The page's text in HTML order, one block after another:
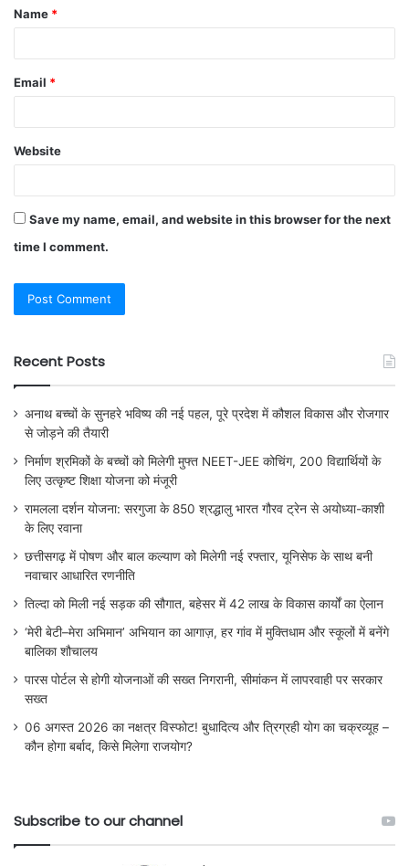
Name *
Email *
Website
Save my name, email, and website in this browser for the next
time I comment.
Recent Posts
अनाथ बच्चों के सुनहरे भविष्य की नई पहल, पूरे प्रदेश में कौशल विकास और रोजगार
से जोड़ने की तैयारी
निर्माण श्रमिकों के बच्चों को मिलेगी मुफ्त NEET-JEE कोचिंग, 200 विद्यार्थियों के
लिए उत्कृष्ट शिक्षा योजना को मंजूरी
रामलला दर्शन योजना: सरगुजा के 850 श्रद्धालु भारत गौरव ट्रेन से अयोध्या-काशी
के लिए रवाना
छत्तीसगढ़ में पोषण और बाल कल्याण को मिलेगी नई रफ्तार, यूनिसेफ के साथ बनी
नवाचार आधारित रणनीति
तिल्दा को मिली नई सड़क की सौगात, बहेसर में 42 लाख के विकास कार्यों का ऐलान
‘मेरी बेटी–मेरा अभिमान’ अभियान का आगाज़, हर गांव में मुक्तिधाम और स्कूलों में बनेंगे
बालिका शौचालय
पारस पोर्टल से होगी योजनाओं की सख्त निगरानी, सीमांकन में लापरवाही पर सरकार
सख्त
06 अगस्त 2026 का नक्षत्र विस्फोट! बुधादित्य और त्रिग्रही योग का चक्रव्यूह –
कौन होगा बर्बाद, किसे मिलेगा राजयोग?
Subscribe to our channel